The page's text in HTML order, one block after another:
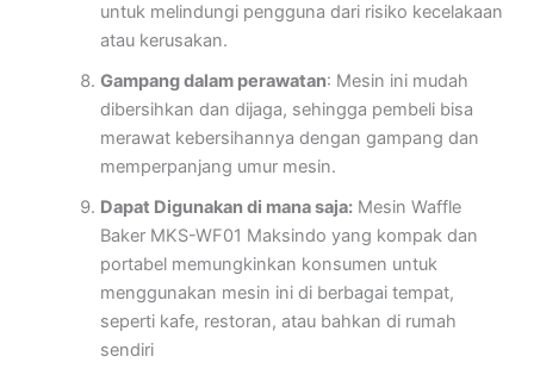
untuk melindungi pengguna dari risiko kecelakaan
atau kerusakan.
Gampang dalam perawatan: Mesin ini mudah
dibersihkan dan dijaga, sehingga pembeli bisa
merawat kebersihannya dengan gampang dan
memperpanjang umur mesin.
Dapat Digunakan di mana saja:Mesin Waffle
Baker MKS-WF01 Maksindo yang kompak dan
portabel memungkinkan konsumen untuk
menggunakan mesin ini di berbagai tempat,
seperti kafe, restoran, atau bahkan di rumah
sendiri